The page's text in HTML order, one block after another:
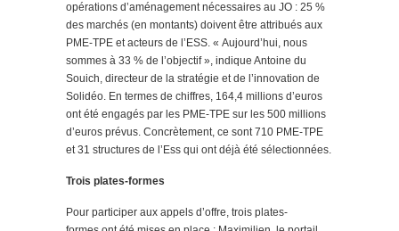
opérations d’aménagement nécessaires au JO : 25 %
des marchés (en montants) doivent être attribués aux
PME-TPE et acteurs de l’ESS. « Aujourd’hui, nous
sommes à 33 % de l’objectif », indique Antoine du
Souich, directeur de la stratégie et de l’innovation de
Solidéo. En termes de chiffres, 164,4 millions d’euros
ont été engagés par les PME-TPE sur les 500 millions
d’euros prévus. Concrètement, ce sont 710 PME-TPE
et 31 structures de l’Ess qui ont déjà été sélectionnées.
Trois plates-formes
Pour participer aux appels d’offre, trois plates-